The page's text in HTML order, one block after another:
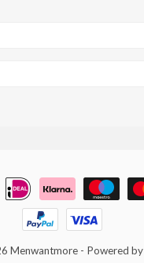
Menwantmore - Powered by